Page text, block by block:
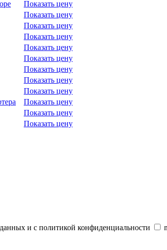
Показать цену
Показать цену
Показать цену
Показать цену
Показать цену
Показать цену
Показать цену
Показать цену
Показать цену
Показать цену
Показать цену
Показать цену
и с политикой конфиденциальности